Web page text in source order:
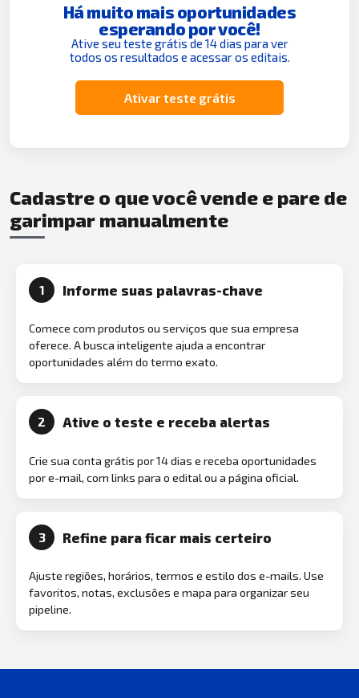
Há muito mais oportunidades
esperando por você!
Ative seu teste grátis de 14 dias para ver
todos os resultados e acessar os editais.
Ativar teste grátis
Cadastre o que você vende e pare de
garimpar manualmente
1 Informe suas palavras-chave
Comece com produtos ou serviços que sua empresa
oferece. A busca inteligente ajuda a encontrar
oportunidades além do termo exato.
2 Ative o teste e receba alertas
Crie sua conta grátis por 14 dias e receba oportunidades
por e-mail, com links para o edital ou a página oficial.
3 Refine para ficar mais certeiro
Ajuste regiões, horários, termos e estilo dos e-mails. Use
favoritos, notas, exclusões e mapa para organizar seu
pipeline.